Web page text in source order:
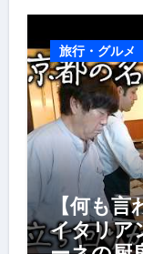
旅行・グルメ
【何も
イタリア